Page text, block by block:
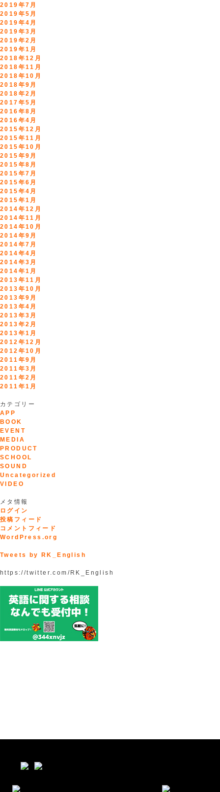
2019年7月
2019年5月
2019年4月
2019年3月
2019年2月
2019年1月
2018年12月
2018年11月
2018年10月
2018年9月
2018年2月
2017年5月
2016年8月
2016年4月
2015年12月
2015年11月
2015年10月
2015年9月
2015年8月
2015年7月
2015年6月
2015年4月
2015年1月
2014年12月
2014年11月
2014年10月
2014年9月
2014年7月
2014年4月
2014年3月
2014年1月
2013年11月
2013年10月
2013年9月
2013年4月
2013年3月
2013年2月
2013年1月
2012年12月
2012年10月
2011年9月
2011年3月
2011年2月
2011年1月
カテゴリー
APP
BOOK
EVENT
MEDIA
PRODUCT
SCHOOL
SOUND
Uncategorized
VIDEO
メタ情報
ログイン
投稿フィード
コメントフィード
WordPress.org
Tweets by RK_English
https://twitter.com/RK_English